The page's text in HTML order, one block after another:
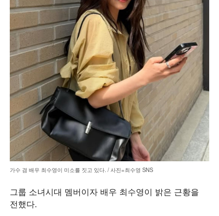
가수 겸 배우 최수영이 미소를 짓고 있다. / 사진=최수영 SNS
그룹 소녀시대 멤버이자 배우 최수영이 밝은 근황을
전했다.